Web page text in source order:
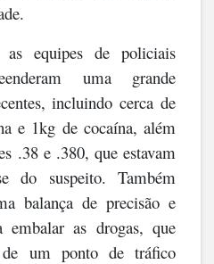
as equipes de policiais
uma grande
incluindo cerca de
e 1kg de cocaína, além
.38 e .380, que estavam
do suspeito. Também
balança de precisão e
embalar as drogas, que
um ponto de tráfico